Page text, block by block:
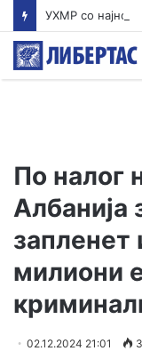
По налог
Албанија
запленет
милиони
02.12.2024 21:01